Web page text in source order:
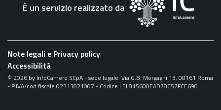
È un servizio realizzato da
Note legali e Privacy policy
Accessibilità
© 2026 by InfoCamere SCpA - sede legale: Via G.B. Morgagni 13, 00161 Roma
- P.IVA/cod.fiscale 02313821007 - Codice LEI 815600EAD78C57FCE690